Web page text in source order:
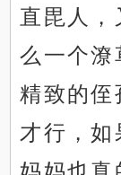
直毘人，
么一个潦
精致的侄
才行，如